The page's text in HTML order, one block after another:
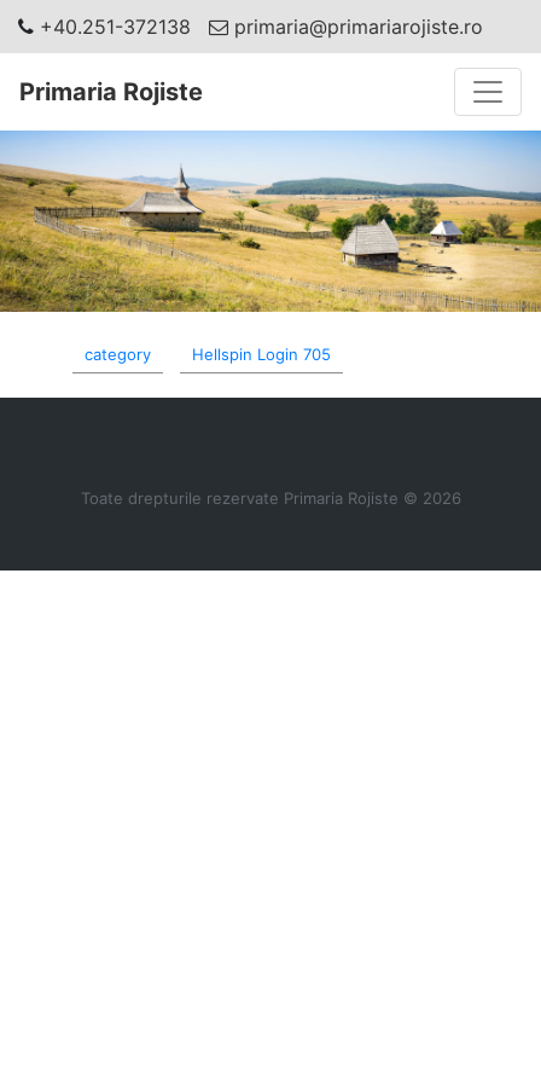
+40.251-372138 primaria@primariarojiste.ro
Primaria Rojiste
category Hellspin Login 705
Toate drepturile rezervate Primaria Rojiste © 2026